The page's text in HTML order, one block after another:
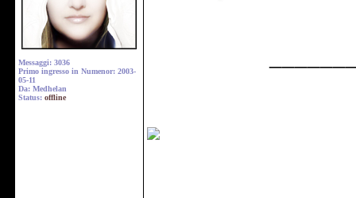
Messaggi: 3036
Primo ingresso in Numenor: 2003-
05-11
Da: Medhelan
Status: offline